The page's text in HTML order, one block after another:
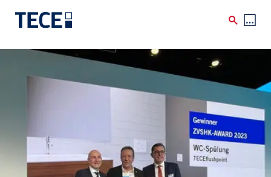
Skip to main content